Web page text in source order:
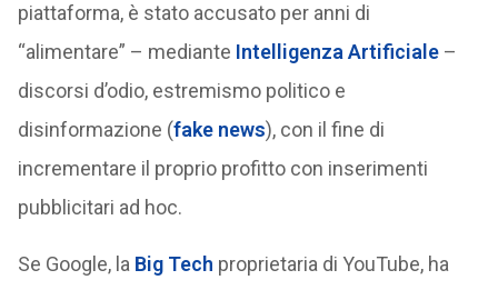
piattaforma, è stato accusato per anni di
“alimentare” – mediante Intelligenza Artificiale–
discorsi d’odio, estremismo politico e
disinformazione (fake news), con il fine di
incrementare il proprio profitto con inserimenti
pubblicitari ad hoc.
Se Google, la Big Tech proprietaria di YouTube, ha